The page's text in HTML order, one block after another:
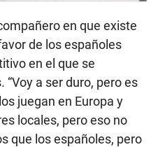
en que existe
de los españoles
en el que se
a ser duro, pero es
juegan en Europa y
locales, pero eso no
que los españoles, pero